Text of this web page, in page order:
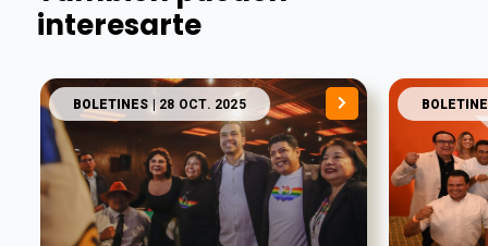
interesarte
BOLETINES | 28 OCT. 2025